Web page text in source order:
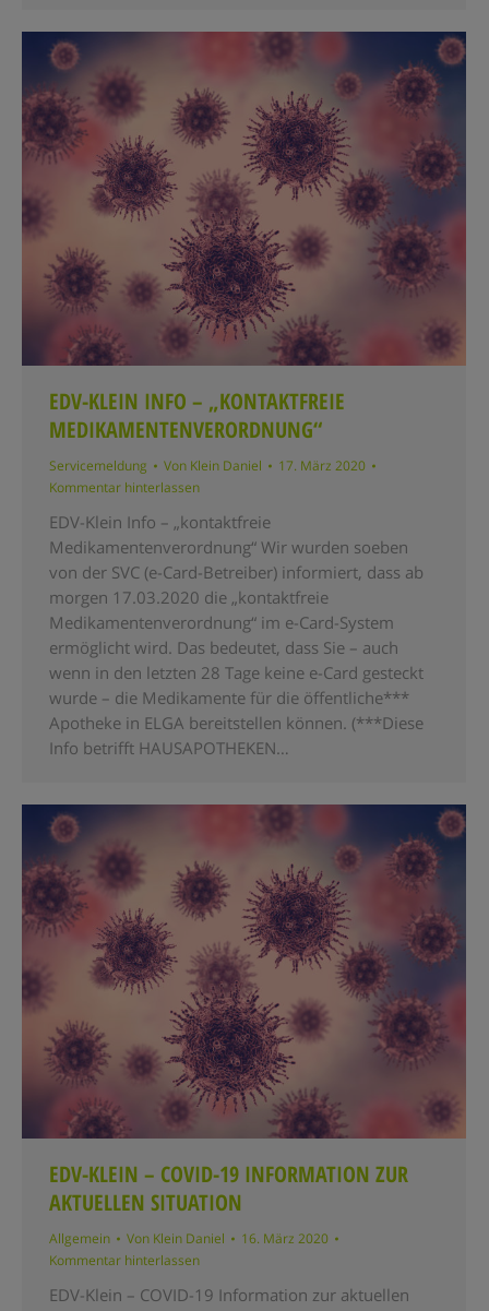
EDV-KLEIN INFO – „KONTAKTFREIE
MEDIKAMENTENVERORDNUNG“
Servicemeldung Von Klein Daniel
17. März 2020
Kommentar hinterlassen
EDV-Klein Info – „kontaktfreie
Medikamentenverordnung“ Wir wurden soeben
von der SVC (e-Card-Betreiber) informiert, dass ab
morgen 17.03.2020 die „kontaktfreie
Medikamentenverordnung“ im e-Card-System
ermöglicht wird. Das bedeutet, dass Sie – auch
wenn in den letzten 28 Tage keine e-Card gesteckt
wurde – die Medikamente für die öffentliche***
Apotheke in ELGA bereitstellen können. (***Diese
Info betrifft HAUSAPOTHEKEN…
EDV-KLEIN – COVID-19 INFORMATION ZUR
AKTUELLEN SITUATION
Allgemein Von Klein Daniel
16. März 2020
Kommentar hinterlassen
EDV-Klein – COVID-19 Information zur aktuellen